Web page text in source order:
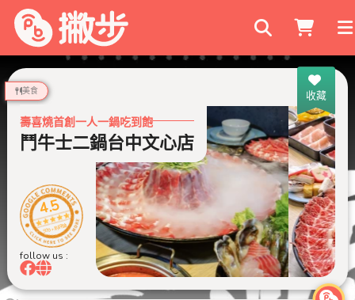
搜尋商家
收藏
美食
壽喜燒首創一人一鍋吃到飽
鬥牛士二鍋台中文心店
4.5
999+ 則評論
follow us :